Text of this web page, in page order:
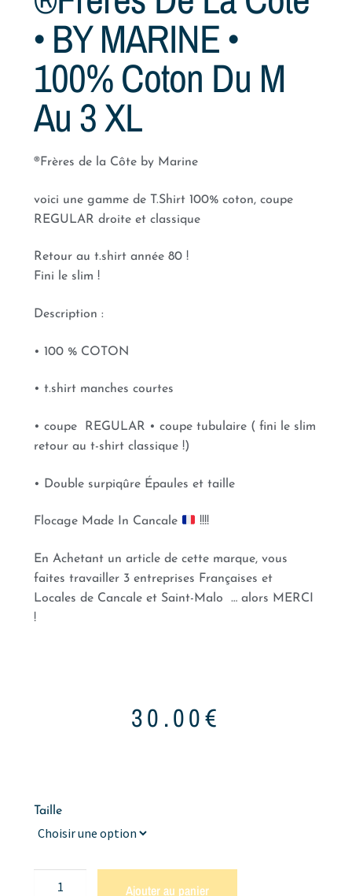
• BY MARINE •
100% Coton Du M
Au 3 XL
®Frères de la Côte by Marine
voici une gamme de T.Shirt 100% coton, coupe
REGULAR droite et classique
Retour au t.shirt année 80 !
Fini le slim !
Description :
• 100 % COTON
• t.shirt manches courtes
• coupe REGULAR • coupe tubulaire ( fini le slim
retour au t-shirt classique !)
• Double surpiqûre Épaules et taille
Flocage Made In Cancale !!!!
En Achetant un article de cette marque, vous
faites travailler 3 entreprises Françaises et
Locales de Cancale et Saint-Malo … alors MERCI
!
30.00€
Taille
Ajouter au panier